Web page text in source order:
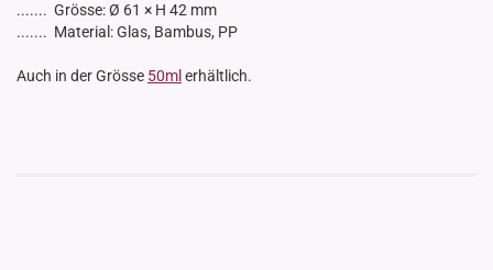
....... Grösse: Ø 61 × H 42 mm
....... Material: Glas, Bambus, PP
Auch in der Grösse 50ml erhältlich.